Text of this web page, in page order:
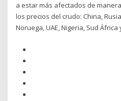
a estar más afectados de
los precios del crudo: China,
Noruega, UAE, Nigeria, Sud África